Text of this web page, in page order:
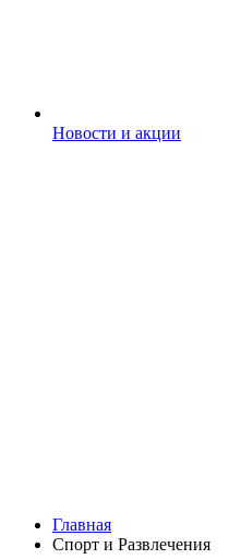
Новости и акции
Главная
Спорт и Развлечения